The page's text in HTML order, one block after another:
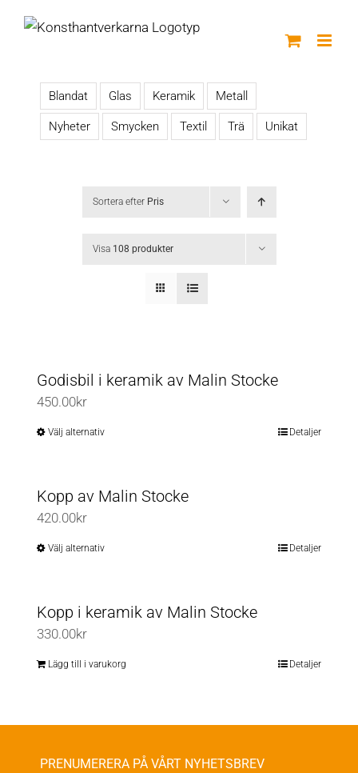
Blandat Glas Keramik Metall
Nyheter Smycken Textil Trä Unikat
Sortera efter Pris
Visa 108 produkter
Godisbil i keramik av Malin Stocke
450.00kr
Välj alternativDen
har
varianter.
alternativen
väljas
Detaljer
Kopp av Malin Stocke
420.00kr
Välj alternativDen
har
varianter.
Detaljer
Kopp i keramik av Malin Stocke
330.00kr
Lägg till i varukorg Detaljer
PRENUMERERA PÅ VÅRT NYHETSBREV